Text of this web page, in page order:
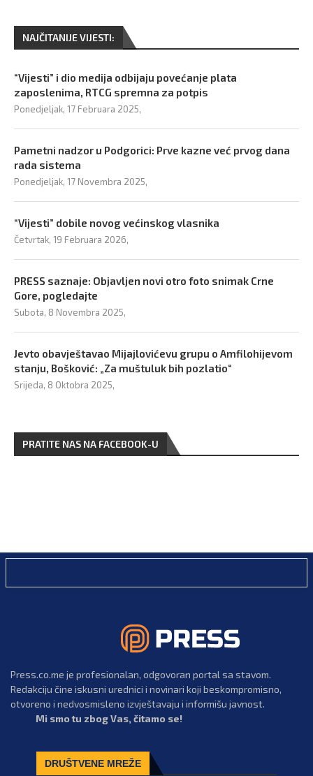
NAJČITANIJE VIJESTI:
“Vijesti” i dio medija odbijaju povećanje plata
zaposlenima, RTCG spremna za potpis
Ponedjeljak, 17 Februara 2025,
Pametni nadzor u Podgorici: Prve kazne već prvog dana
rada sistema
Ponedjeljak, 17 Novembra 2025,
“Vijesti” dobile novog većinskog vlasnika
Četvrtak, 19 Februara 2026,
PRESS saznaje: Objavljen novi otro foto snimak Crne
Gore, pogledajte
Subota, 8 Novembra 2025,
Jevto obavještavao Mijajlovićevu grupu o Amfilohijevom
stanju, Bošković: „Za muštuluk bih pozlatio“
Srijeda, 8 Oktobra 2025,
PRATITE NAS NA FACEBOOK-U
Press.co.me je profesionalan, odgovoran portal sa stavom.
Redakciju čine iskusni urednici i novinari koji beskompromisno,
otvoreno i nedvosmisleno izvještavaju i informišu javnost.
Mi smo tu zbog Vas, čitamo se!
DRUŠTVENE MREŽE